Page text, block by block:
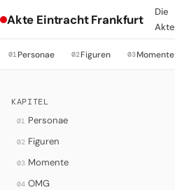
Akte Eintracht Frankfurt
Die
Akte
01Personae 02Figuren 03Momente
KAPITEL
01 Personae
02 Figuren
03 Momente
04 OMG